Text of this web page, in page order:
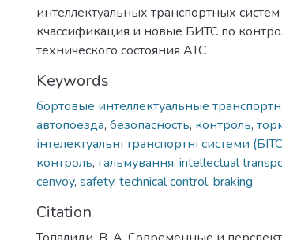
интеллектуальных транспортных
кчассификация и новые БИТС по
технического состояния АТС
Keywords
бортовые интеллектуальные
автопоезда, безопасность, контроль,
інтелектуальні транспортні системи
контроль, гальмування, intellectual
cenvoy, safety, technical control, braking
Citation